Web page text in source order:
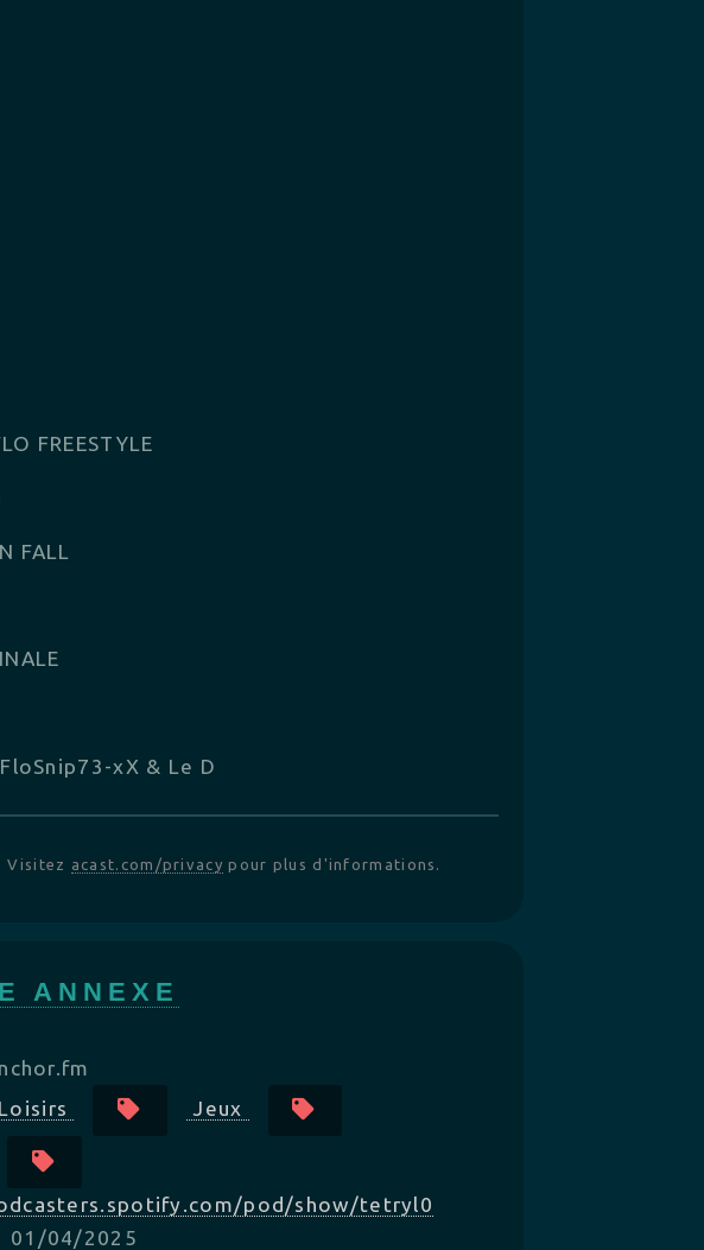
FREESTYLE
FALL
xX & Le D
Visitez acast.com/privacy pour plus d'informations.
ANNEXE
Loisirs Jeux
pod/show/tetryl0
01/04/2025